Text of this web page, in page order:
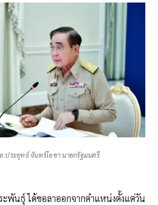
.ประยุทธ์ จันทร์โอชา นายกรัฐมนตรี
ะพันธุ์ ได้ขอลาออกจากตำแหน่งตั้งแต่วัน